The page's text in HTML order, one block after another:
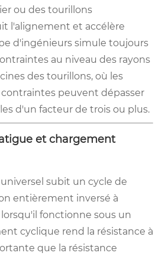
ou des tourillons
l'alignement et accélère
d'ingénieurs simule toujours
au niveau des rayons
des tourillons, où les
peuvent dépasser
d'un facteur de trois ou plus.
et chargement
subit un cycle de
entièrement inversé à
fonctionne sous un
cyclique rend la résistance à
que la résistance